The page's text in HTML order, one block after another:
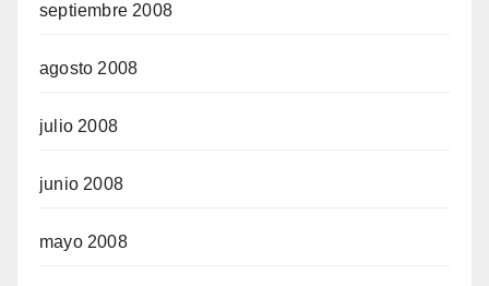
septiembre 2008
agosto 2008
julio 2008
junio 2008
mayo 2008